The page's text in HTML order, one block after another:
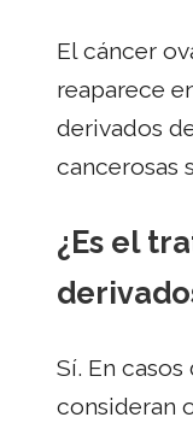
El cáncer
reaparece
derivados
cancerosas
¿Es el
Sí. En
consideran